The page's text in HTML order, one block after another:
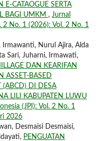
E-CATAOGUE SERTA
BAGI UMKM , Jurnal
2 No. 1 (2026): Vol. 2 No. 1
Nurul Ajira, Alda
Sari, Juharni, Irmawati,
DAN KEARIFAN
ASSET-BASED
(ABCD) DI DESA
LILI KABUPATEN LUWU
(JPI): Vol. 2 No. 1
2026
Desmaisi Desmaisi,
PENGUATAN